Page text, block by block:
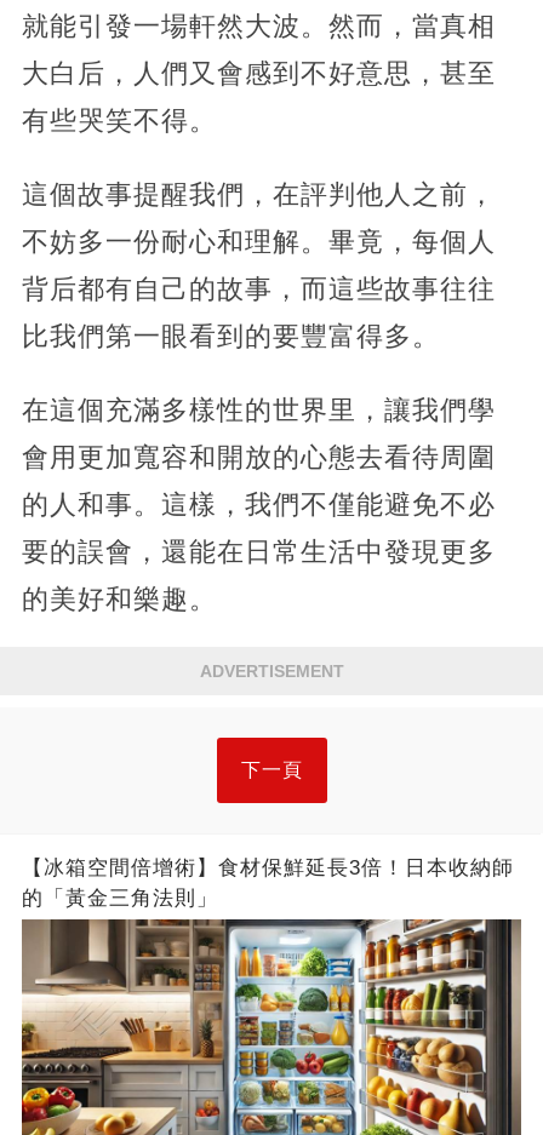
就能引發一場軒然大波。然而，當真相
大白后，人們又會感到不好意思，甚至
有些哭笑不得。
這個故事提醒我們，在評判他人之前，
不妨多一份耐心和理解。畢竟，每個人
背后都有自己的故事，而這些故事往往
比我們第一眼看到的要豐富得多。
在這個充滿多樣性的世界里，讓我們學
會用更加寬容和開放的心態去看待周圍
的人和事。這樣，我們不僅能避免不必
要的誤會，還能在日常生活中發現更多
的美好和樂趣。
ADVERTISEMENT
下一頁
【冰箱空間倍增術】食材保鮮延長3倍！日本收納師
的「黃金三角法則」